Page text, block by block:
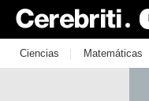
Ciencias | Matemáticas